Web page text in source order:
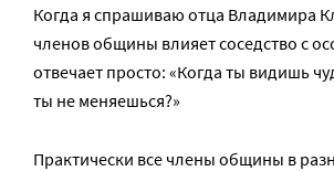
Когда я спрашиваю отца Владимира
членов общины влияет соседство с
отвечает просто: «Когда ты видишь
ты не меняешься?»
Практически все члены общины в